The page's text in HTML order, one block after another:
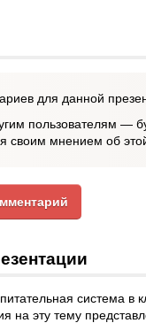
для данной
пользователям —
своим мнением об
система в
на эту тему